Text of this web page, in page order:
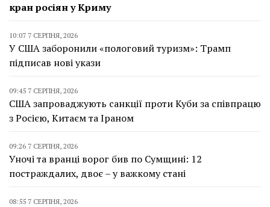
кран росіян у Криму
10:07 7 СЕРПНЯ, 2026
У США заборонили «пологовий туризм»: Трамп
підписав нові укази
09:45 7 СЕРПНЯ, 2026
США запроваджують санкції проти Куби за співпрацю
з Росією, Китаєм та Іраном
09:26 7 СЕРПНЯ, 2026
Уночі та вранці ворог бив по Сумщині: 12
постраждалих, двоє – у важкому стані
08:55 7 СЕРПНЯ, 2026